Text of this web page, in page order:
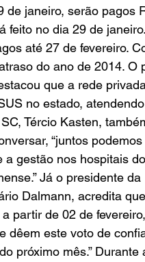
de janeiro, serão
feito no dia 29 de
até 27 de fevereiro.
do ano de 2014.
que a rede
no estado,
Tércio Kasten,
“juntos
a gestão nos hospitais
Já o presidente
Dalmann, acredita
partir de 02 de
dêem este voto de
próximo mês.”